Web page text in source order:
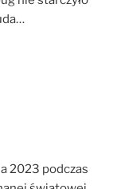
2023 podczas